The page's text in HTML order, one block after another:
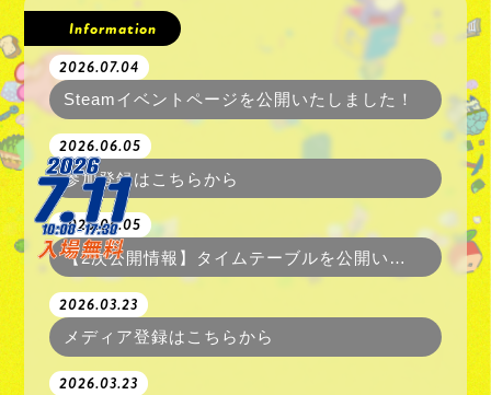
GAMES
TIME TABLE
FLOORMAP
ACCESS
Information
2026.07.04
Steamイベントページを公開いたしました！
2026.06.05
参加登録はこちらから
2026.06.05
【2次公開情報】タイムテーブルを公開いたしました！
2026.03.23
メディア登録はこちらから
2026.03.23